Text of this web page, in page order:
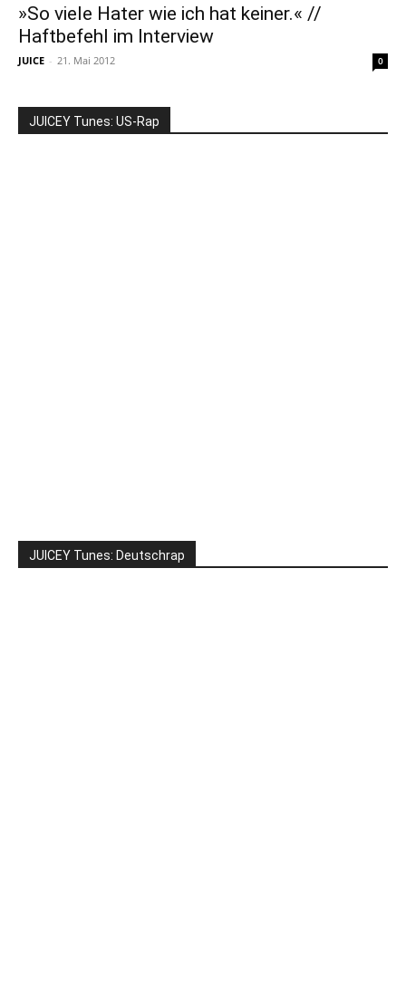
»So viele Hater wie ich hat keiner.« //
Haftbefehl im Interview
JUICE - 21. Mai 2012 0
JUICEY Tunes: US-Rap
JUICEY Tunes: Deutschrap